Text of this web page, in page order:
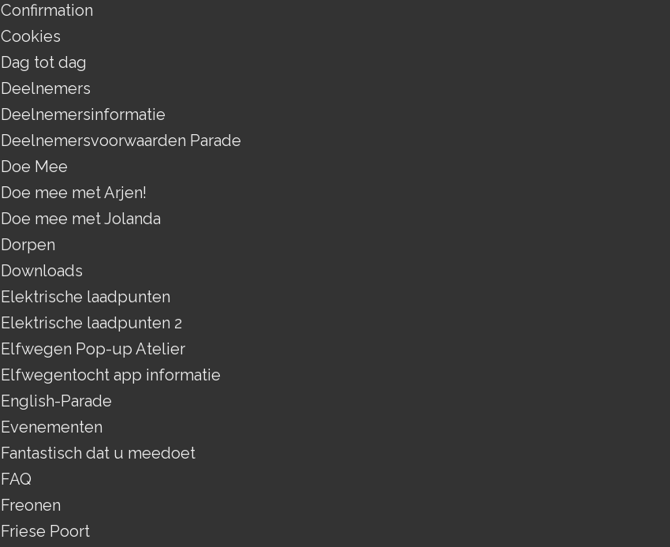
Confirmation
Cookies
Dag tot dag
Deelnemers
Deelnemersinformatie
Deelnemersvoorwaarden Parade
Doe Mee
Doe mee met Arjen!
Doe mee met Jolanda
Dorpen
Downloads
Elektrische laadpunten
Elektrische laadpunten 2
Elfwegen Pop-up Atelier
Elfwegentocht app informatie
English-Parade
Evenementen
Fantastisch dat u meedoet
FAQ
Freonen
Friese Poort